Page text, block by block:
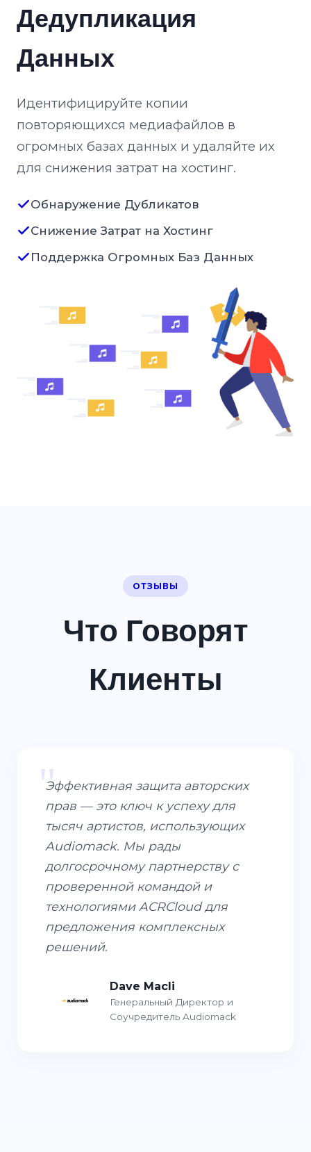
Дедупликация
Данных
Идентифицируйте копии
повторяющихся медиафайлов в
огромных базах данных и удаляйте их
для снижения затрат на хостинг.
Обнаружение Дубликатов
Снижение Затрат на Хостинг
Поддержка Огромных Баз Данных
ОТЗЫВЫ
Что Говорят
Клиенты
"
Эффективная защита авторских
прав — это ключ к успеху для
тысяч артистов, использующих
Audiomack. Мы рады
долгосрочному партнерству с
проверенной командой и
технологиями ACRCloud для
предложения комплексных
решений.
Dave Macli
Генеральный Директор и
Соучредитель Audiomack